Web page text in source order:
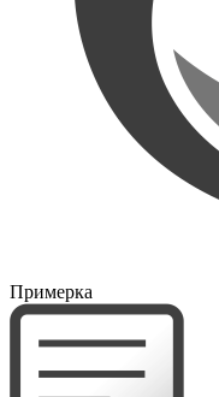
Примерка